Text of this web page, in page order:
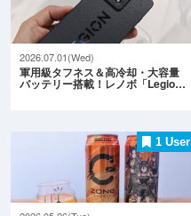
2026.07.01(Wed)
軍用級タフネス＆高冷却・大容量
バッテリー搭載！レノボ「Legio…
1 User